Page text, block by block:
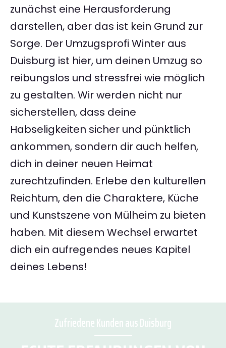
zunächst eine Herausforderung
darstellen, aber das ist kein Grund zur
Sorge. Der Umzugsprofi Winter aus
Duisburg ist hier, um deinen Umzug so
reibungslos und stressfrei wie möglich
zu gestalten. Wir werden nicht nur
sicherstellen, dass deine
Habseligkeiten sicher und pünktlich
ankommen, sondern dir auch helfen,
dich in deiner neuen Heimat
zurechtzufinden. Erlebe den kulturellen
Reichtum, den die Charaktere, Küche
und Kunstszene von Mülheim zu bieten
haben. Mit diesem Wechsel erwartet
dich ein aufregendes neues Kapitel
deines Lebens!
Zufriedene Kunden aus Duisburg